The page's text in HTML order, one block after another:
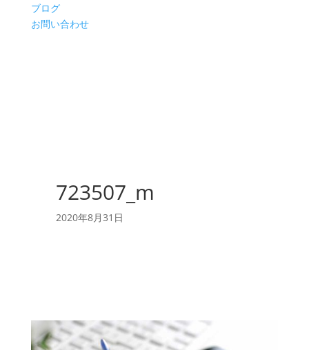
ブログ
お問い合わせ
723507_m
2020年8月31日